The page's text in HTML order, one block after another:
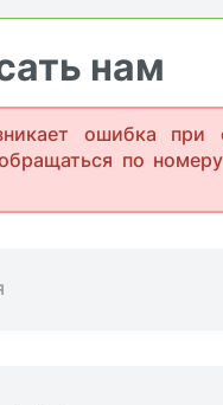
нам
ошибка при
по